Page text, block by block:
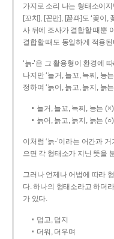
가지로 소리 나는 형태소이
[꼬치], [꼰만], [꼳꽈]도 ‘꽃이,
사 뒤에 조사가 결합할 때뿐
결합할 때도 동일하게 적용된
‘늙-’은 그 활용형이 환경에
나지만 ‘늘거, 늘꼬, 늑찌, 능
정하여 ‘늙어, 늙고, 늙지, 늙
늘거, 늘꼬, 늑찌, 능는 (×)
늙어, 늙고, 늙지, 늙는 (○)
이처럼 ‘늙-­’이라는 어간과
으면 각 형태소가 지닌 뜻을
그러나 언제나 어법에 따라
다. 하나의 형태소라고 하더
가 있다.
덥고, 덥지
더워, 더우며